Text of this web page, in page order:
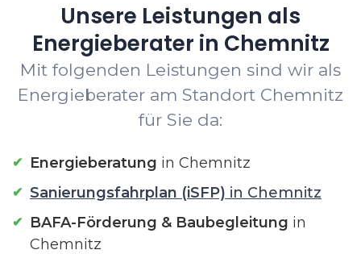
Unsere Leistungen als
Energieberater in Chemnitz
Mit folgenden Leistungen sind wir als
Energieberater am Standort Chemnitz
für Sie da:
Energieberatung in Chemnitz
Sanierungsfahrplan (iSFP) in Chemnitz
BAFA-Förderung & Baubegleitung in
Chemnitz